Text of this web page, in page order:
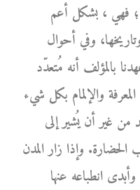
؛ فهي ، بشكل أعم
وفي أحوال
بالمؤلف أنه مُتعدّد
والإلمام بكل شيء
من غير أن يُشير إلى
وإذا زار المدن